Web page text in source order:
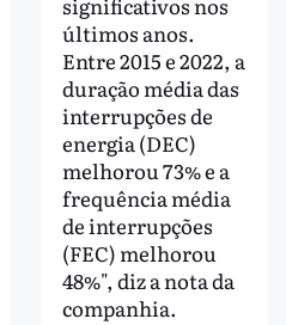
últimos anos.
Entre 2015 e 2022, a
duração média das
interrupções de
energia (DEC)
melhorou 73% e a
frequência média
de interrupções
(FEC) melhorou
48%", diz a nota da
companhia.